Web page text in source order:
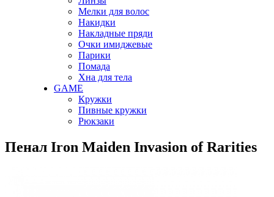
Мелки для волос
Накидки
Накладные пряди
Очки имиджевые
Парики
Помада
Хна для тела
GAME
Кружки
Пивные кружки
Рюкзаки
Пенал Iron Maiden Invasion of Rarities